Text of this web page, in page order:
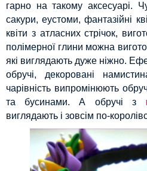
гарно на такому аксесуарі.
сакури, еустоми, фантазійні
квіти з атласних стрічок,
полімерної глини можна
які виглядають дуже ніжно.
обручі, декоровані
чарівність випромінюють
та бусинами. А обручі з
виглядають і зовсім по-